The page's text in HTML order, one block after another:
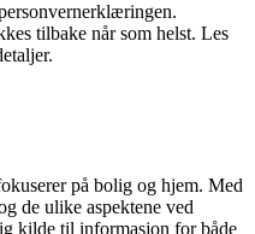
tilbake når som helst. Les
på bolig og hjem. Med
de ulike aspektene ved
kilde til informasjon for både